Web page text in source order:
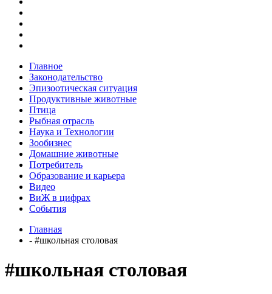
Главное
Законодательство
Эпизоотическая ситуация
Продуктивные животные
Птица
Рыбная отрасль
Наука и Технологии
Зообизнес
Домашние животные
Потребитель
Образование и карьера
Видео
ВиЖ в цифрах
События
Главная
- #школьная столовая
#школьная столовая